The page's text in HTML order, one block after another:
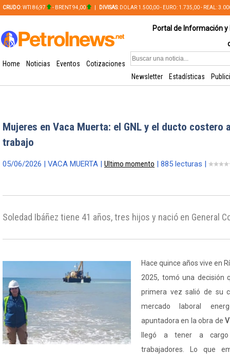
CRUDO: WTI 86,97 - BRENT 94,00 DIVISAS: DOLAR 1.500,00 - EURO: 1.735,00 - REAL:
Portal de Información
Home Noticias Eventos
Cotizaciones
Newsletter
Estadísticas
Mujeres en Vaca Muerta: el GNL y el ducto costero
trabajo
05/06/2026 | VACA MUERTA | Ultimo momento | 885 lecturas |
Soledad Ibáñez tiene 41 años, tres hijos y nació en General
Hace quince años vive en
2025, tomó una decisión
primera vez salió de su
mercado laboral
apuntadora en la obra de
llegó a tener a
trabajadores. Lo que